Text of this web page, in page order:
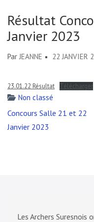
Résultat
Janvier 2023
ParJEANNE 22 JANVIER
23.01.22 Résultat Télécharger
Non classé
Navigation
de
Concours Salle 21 et 22
Janvier 2023
Les Archers Suresnois